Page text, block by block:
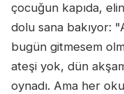
çocuğun kapıda,
dolu sana bakıyor:
bugün gitmesem
ateşi yok, dün
oynadı. Ama her